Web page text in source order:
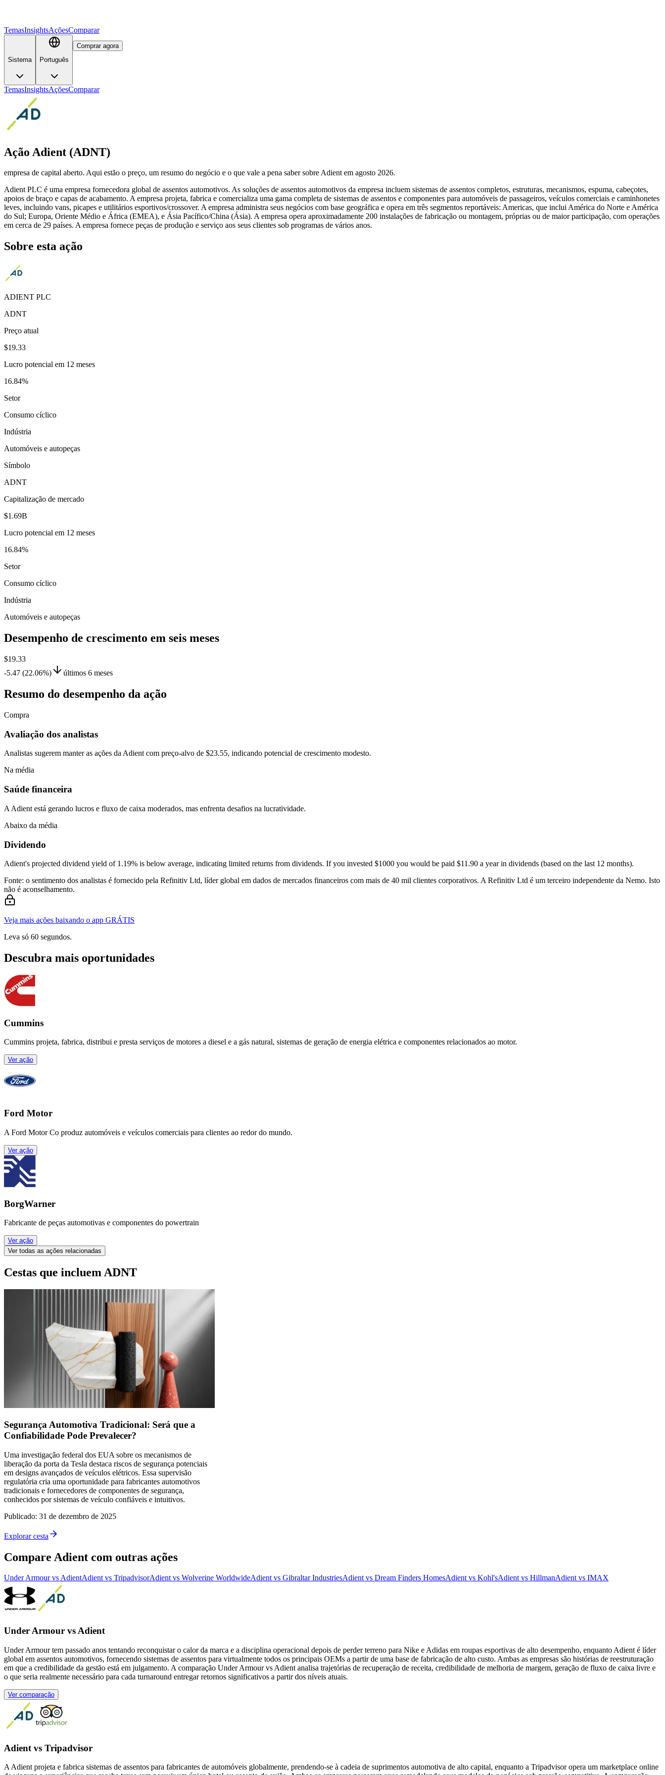
TemasInsightsAçõesComparar
Sistema Português
Comprar agora
TemasInsightsAçõesComparar
Ação Adient (ADNT)
empresa de capital aberto. Aqui estão o preço, um resumo do negócio e o que vale a pena saber sobre Adient em agosto 2026.
Adient PLC é uma empresa fornecedora global de assentos automotivos. As soluções de assentos automotivos da empresa incluem sistemas de assentos completos, estruturas, mecanismos, espuma, cabeçotes,
apoios de braço e capas de acabamento. A empresa projeta, fabrica e comercializa uma gama completa de sistemas de assentos e componentes para automóveis de passageiros, veículos comerciais e caminhonetes
leves, incluindo vans, picapes e utilitários esportivos/crossover. A empresa administra seus negócios com base geográfica e opera em três segmentos reportáveis: Americas, que inclui América do Norte e América
do Sul; Europa, Oriente Médio e África (EMEA), e Ásia Pacífico/China (Ásia). A empresa opera aproximadamente 200 instalações de fabricação ou montagem, próprias ou de maior participação, com operações
em cerca de 29 países. A empresa fornece peças de produção e serviço aos seus clientes sob programas de vários anos.
Sobre esta ação
ADIENT PLC
ADNT
Preço atual
$19.33
Lucro potencial em 12 meses
16.84%
Setor
Consumo cíclico
Indústria
Automóveis e autopeças
Símbolo
ADNT
Capitalização de mercado
$1.69B
Lucro potencial em 12 meses
16.84%
Setor
Consumo cíclico
Indústria
Automóveis e autopeças
Desempenho de crescimento em seis meses
$19.33
-5.47 (22.06%)
últimos 6 meses
Resumo do desempenho da ação
Compra
Avaliação dos analistas
Analistas sugerem manter as ações da Adient com preço-alvo de $23.55, indicando potencial de crescimento modesto.
Na média
Saúde financeira
A Adient está gerando lucros e fluxo de caixa moderados, mas enfrenta desafios na lucratividade.
Abaixo da média
Dividendo
Adient's projected dividend yield of 1.19% is below average, indicating limited returns from dividends. If you invested $1000 you would be paid $11.90 a year in dividends (based on the last 12 months).
Fonte: o sentimento dos analistas é fornecido pela Refinitiv Ltd, líder global em dados de mercados financeiros com mais de 40 mil clientes corporativos. A Refinitiv Ltd é um terceiro independente da Nemo. Isto
não é aconselhamento.
Veja mais ações baixando o app GRÁTIS
Leva só 60 segundos.
Descubra mais oportunidades
Cummins
Cummins projeta, fabrica, distribui e presta serviços de motores a diesel e a gás natural, sistemas de geração de energia elétrica e componentes relacionados ao motor.
Ver ação
Ford Motor
A Ford Motor Co produz automóveis e veículos comerciais para clientes ao redor do mundo.
Ver ação
BorgWarner
Fabricante de peças automotivas e componentes do powertrain
Ver ação
Ver todas as ações relacionadas
Cestas que incluem ADNT
Segurança Automotiva Tradicional: Será que a
Confiabilidade Pode Prevalecer?
Uma investigação federal dos EUA sobre os mecanismos de
liberação da porta da Tesla destaca riscos de segurança potenciais
em designs avançados de veículos elétricos. Essa supervisão
regulatória cria uma oportunidade para fabricantes automotivos
tradicionais e fornecedores de componentes de segurança,
conhecidos por sistemas de veículo confiáveis e intuitivos.
Publicado: 31 de dezembro de 2025
Explorar cesta
Compare Adient com outras ações
Under Armour vs AdientAdient vs TripadvisorAdient vs Wolverine WorldwideAdient vs Gibraltar IndustriesAdient vs Dream Finders HomesAdient vs Kohl'sAdient vs HillmanAdient vs IMAX
Under Armour vs Adient
Under Armour tem passado anos tentando reconquistar o calor da marca e a disciplina operacional depois de perder terreno para Nike e Adidas em roupas esportivas de alto desempenho, enquanto Adient é líder
global em assentos automotivos, fornecendo sistemas de assentos para virtualmente todos os principais OEMs a partir de uma base de fabricação de alto custo. Ambas as empresas são histórias de reestruturação
em que a credibilidade da gestão está em julgamento. A comparação Under Armour vs Adient analisa trajetórias de recuperação de receita, credibilidade de melhoria de margem, geração de fluxo de caixa livre e
o que seria realmente necessário para cada turnaround entregar retornos significativos a partir dos níveis atuais.
Ver comparação
Adient vs Tripadvisor
A Adient projeta e fabrica sistemas de assentos para fabricantes de automóveis globalmente, prendendo-se à cadeia de suprimentos automotiva de alto capital, enquanto a Tripadvisor opera um marketplace online